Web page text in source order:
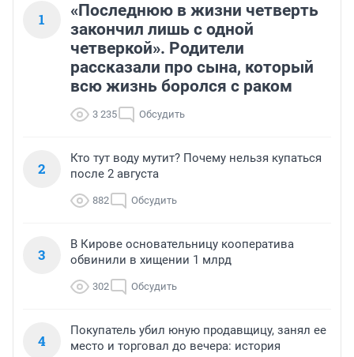
1
«Последнюю в жизни четверть
закончил лишь с одной
четверкой». Родители
рассказали про сына, который
всю жизнь боролся с раком
3 235 Обсудить
2
Кто тут воду мутит? Почему нельзя купаться
после 2 августа
882 Обсудить
3
В Кирове основательницу кооператива
обвинили в хищении 1 млрд
302 Обсудить
4
Покупатель убил юную продавщицу, занял ее
место и торговал до вечера: история